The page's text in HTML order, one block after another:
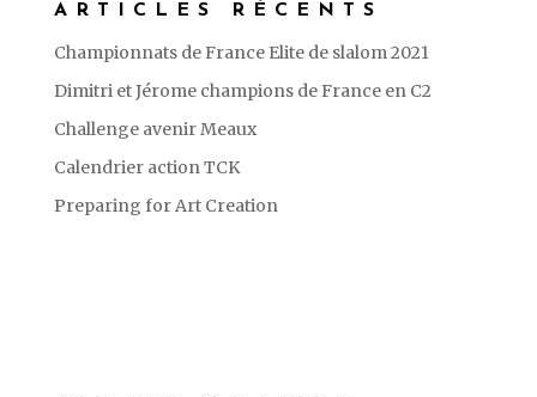
ARTICLES RÉCENTS
Championnats de France Elite de slalom 2021
Dimitri et Jérome champions de France en C2
Challenge avenir Meaux
Calendrier action TCK
Preparing for Art Creation